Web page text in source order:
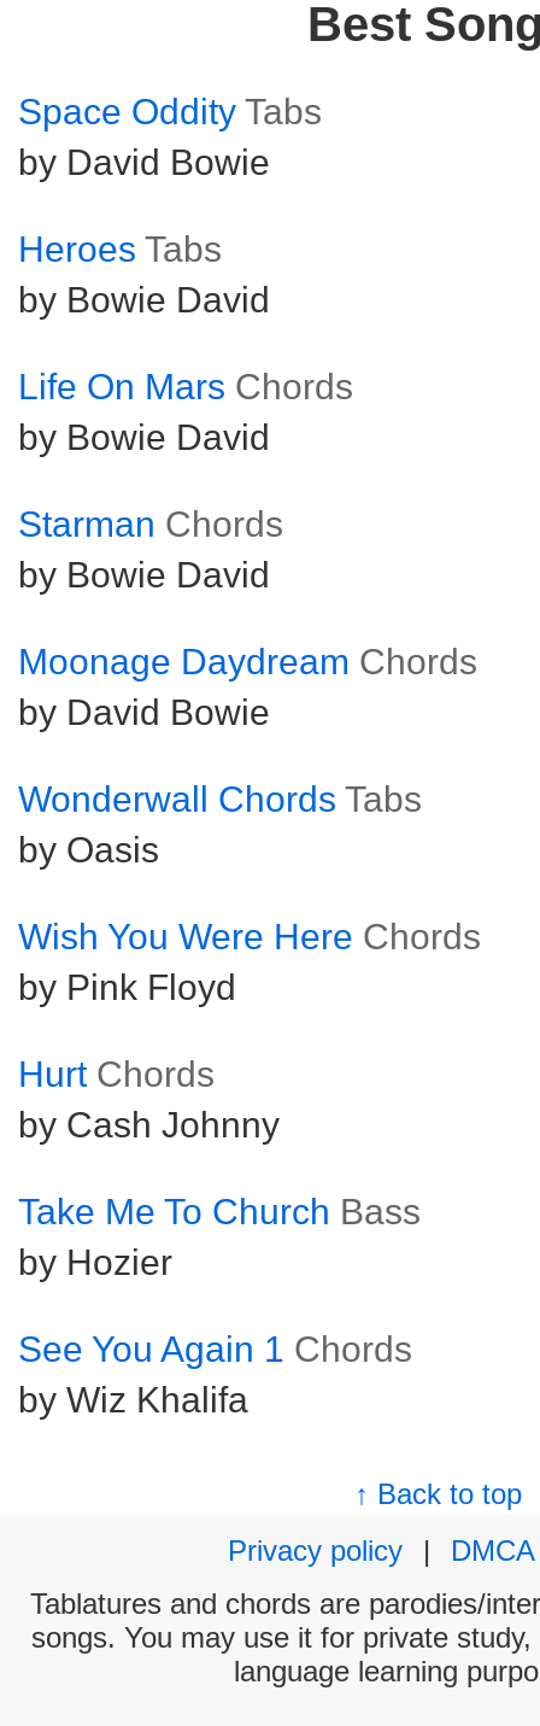
Best
Space Oddity Tabs
by David Bowie
Heroes Tabs
by Bowie David
Life On Mars Chords
by Bowie David
Starman Chords
by Bowie David
Moonage Daydream Chords
by David Bowie
Wonderwall Chords Tabs
by Oasis
Wish You Were Here Chords
by Pink Floyd
Hurt Chords
by Cash Johnny
Take Me To Church Bass
by Hozier
See You Again 1 Chords
by Wiz Khalifa
↑ Back to top
Privacy policy
|
DMCA
Tablatures and chords are parodies/
songs. You may use it for private
language learning